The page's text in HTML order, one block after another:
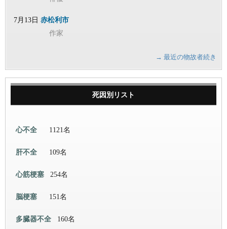
7月13日 赤松利市
作家
→ 最近の物故者続き
死因別リスト
心不全 1121名
肝不全 109名
心筋梗塞 254名
脳梗塞 151名
多臓器不全 160名